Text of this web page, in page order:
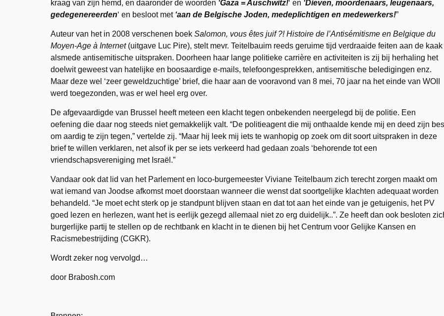
kraag van zijn hemd, en daaronder de woorden ‘Gaza = Auschwitz!‘ en ‘Dieven, moordenaars, leugenaars,
gedegenereerden‘ en besloot met ‘aan de Belgische Joden, medeplichtigen en medewerkers!”
Auteur van het in 2008 verschenen boek Salomon, vous êtes juif ?! Histoire de l’Antisémitisme en Belgique du
Moyen-Age à Internet (uitgave Luc Pire), stelt mevr. Teitelbauim reeds geruime tijd verdraaide feiten aan de kaak
alsmede antisemitische uitspraken. Doorheen haar lange politieke carrière en activiteiten is zij bij herhaling het
doelwit geweest van hatelijke en boosaardige e-mails, telefoongesprekken, antisemitische beledigingen enz.
Maar deze wel ‘zeer geweldzuchtige’ brief, die haar aan de vooravond van 8 mei, 70 jaar na het einde van WOII
werd toegezonden, was er wel heel erg over.
De afgevaardigde van Brussel heeft meteen een klacht tegen onbekenden neergelegd bij de politie. Een
oefening die daar nog steeds niet gemakkelijk valt. “De politieagent die mij onthaalde kende mij en deed zijn
om aardig te zijn tegen,” vertelde zij. “Maar hij leek mij iets te wanhopig op zoek om dit soort uitspraken in deze
brief te willen verklaren, net alsof ik per se iets verkeerd had gedaan zoals ‘behorende tot een
vriendschapsvereniging met Israël.”
Vandaar ook dat lid van het Parlement en loco-burgemeester Viviane Teitelbaum zich terecht zorgen maakt om
wat iemand van Joodse afkomst moet doorstaan wanneer die wenst dat soortgelijke klachten adequaat worden
behandeld. “Je moet echt sterk op je standpunt blijven staan en dat tot aan het einde van je getuigenis, het PV
goed lezen en herlezen, want het is eerlijk gezegd allemaal niet zo erg duidelijk..”. Ze heeft dan ook besloten
burgerlijke partij te stellen op de rechtbank en klacht in te dienen bij het Centrum voor Gelijke Kansen en
Racismebestrijding (CGKR).
Wordt zeker nog vervolgd…
door Brabosh.com